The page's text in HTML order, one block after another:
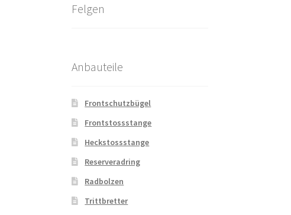
Felgen
Anbauteile
Frontschutzbügel
Frontstossstange
Heckstossstange
Reserveradring
Radbolzen
Trittbretter